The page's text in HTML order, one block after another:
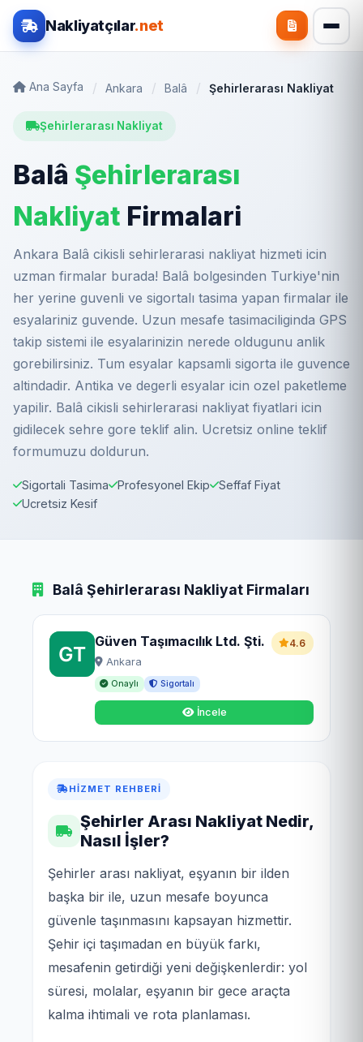
Nakliyatçılar.net
Ana Sayfa Ankara Balâ Şehirlerarası Nakliyat
Şehirlerarası Nakliyat
Balâ Şehirlerarası
Nakliyat Firmalari
Ankara Balâ cikisli sehirlerarasi nakliyat hizmeti icin
uzman firmalar burada! Balâ bolgesinden Turkiye'nin
her yerine guvenli ve sigortalı tasima yapan firmalar ile
esyalariniz guvende. Uzun mesafe tasimaciliginda GPS
takip sistemi ile esyalarinizin nerede oldugunu anlik
gorebilirsiniz. Tum esyalar kapsamli sigorta ile guvence
altindadir. Antika ve degerli esyalar icin ozel paketleme
yapilir. Balâ cikisli sehirlerarasi nakliyat fiyatlari icin
gidilecek sehre gore teklif alin. Ucretsiz online teklif
formumuzu doldurun.
Sigortali Tasima Profesyonel Ekip
Seffaf Fiyat
Ucretsiz Kesif
Balâ Şehirlerarası Nakliyat Firmaları
Güven Taşımacılık Ltd. Şti.
Ankara
4.6
Onaylı Sigortalı
İncele
HIZMET REHBERI
Şehirler Arası Nakliyat Nedir,
Nasıl İşler?
Şehirler arası nakliyat, eşyanın bir ilden
başka bir ile, uzun mesafe boyunca
güvenle taşınmasını kapsayan hizmettir.
Şehir içi taşımadan en büyük farkı,
mesafenin getirdiği yeni değişkenlerdir: yol
süresi, molalar, eşyanın bir gece araçta
kalma ihtimali ve rota planlaması.